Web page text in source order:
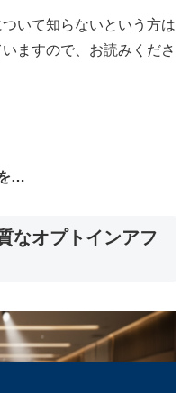
いて知らないという方は
ますので、お読みくださ
…
なオプトインアフ